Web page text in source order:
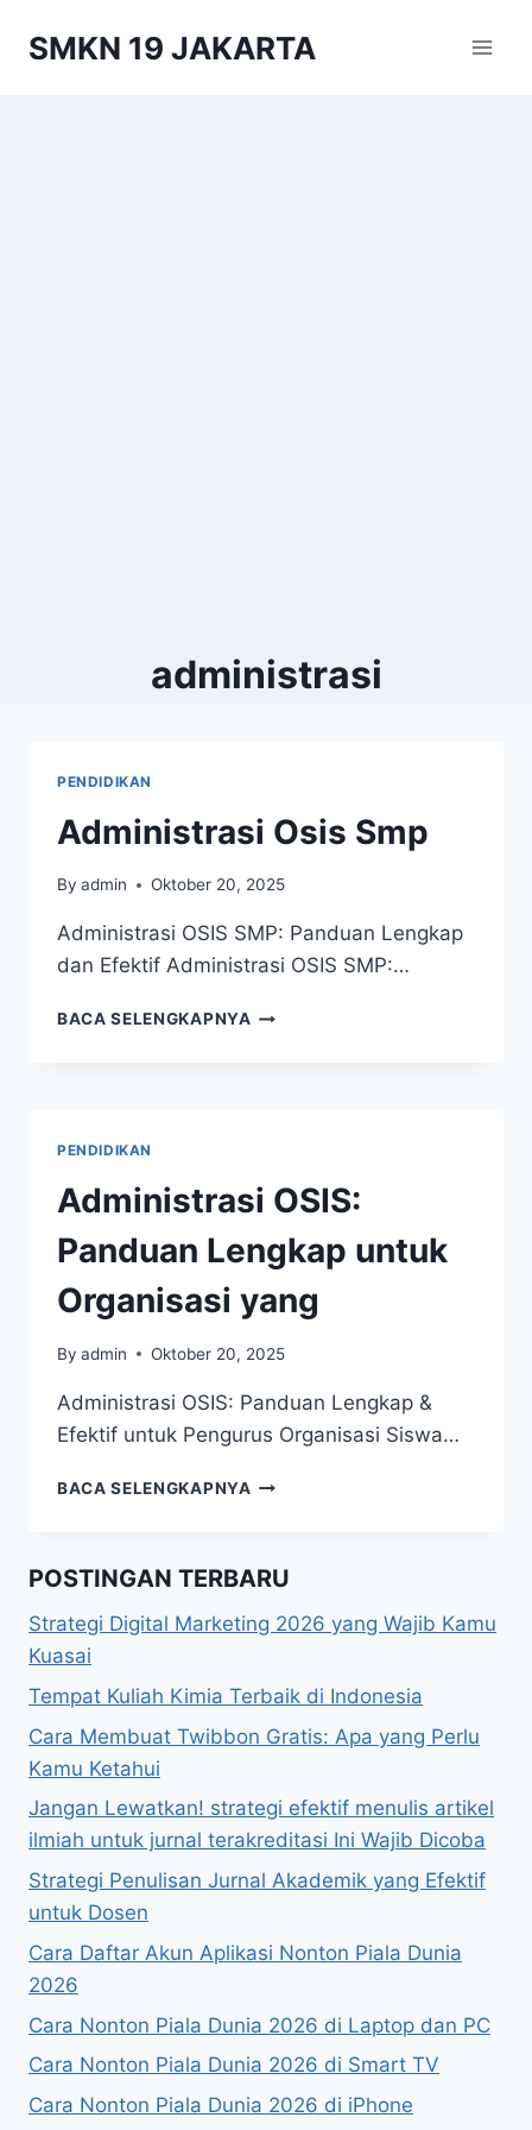
SMKN 19 JAKARTA
administrasi
PENDIDIKAN
Administrasi Osis Smp
By admin Oktober 20, 2025
Administrasi OSIS SMP: Panduan Lengkap
dan Efektif Administrasi OSIS SMP:…
BACA SELENGKAPNYA ADMINISTRASI
PENDIDIKAN
Administrasi OSIS:
Panduan Lengkap untuk
Organisasi yang
By admin Oktober 20, 2025
Administrasi OSIS: Panduan Lengkap &
Efektif untuk Pengurus Organisasi Siswa…
BACA SELENGKAPNYA ADMINISTRASI
UNTUK
YANG
POSTINGAN TERBARU
Strategi Digital Marketing 2026 yang Wajib Kamu
Kuasai
Tempat Kuliah Kimia Terbaik di Indonesia
Cara Membuat Twibbon Gratis: Apa yang Perlu
Kamu Ketahui
Jangan Lewatkan! strategi efektif menulis artikel
ilmiah untuk jurnal terakreditasi Ini Wajib Dicoba
Strategi Penulisan Jurnal Akademik yang Efektif
untuk Dosen
Cara Daftar Akun Aplikasi Nonton Piala Dunia
2026
Cara Nonton Piala Dunia 2026 di Laptop dan PC
Cara Nonton Piala Dunia 2026 di Smart TV
Cara Nonton Piala Dunia 2026 di iPhone